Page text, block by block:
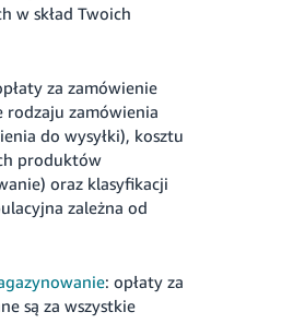
w skład Twoich
za zamówienie
rodzaju zamówienia
do wysyłki), kosztu
produktów
oraz klasyfikacji
zależna od
: opłaty za
są za wszystkie